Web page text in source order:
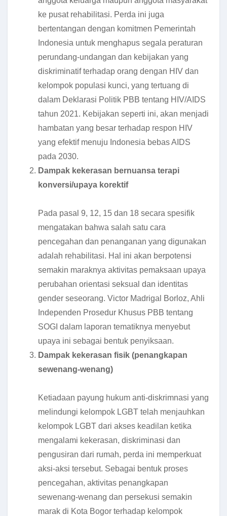
ke pusat rehabilitasi. Perda ini juga
bertentangan dengan komitmen Pemerintah
Indonesia untuk menghapus segala peraturan
perundang-undangan dan kebijakan yang
diskriminatif terhadap orang dengan HIV dan
kelompok populasi kunci, yang tertuang di
dalam Deklarasi Politik PBB tentang HIV/AIDS
tahun 2021. Kebijakan seperti ini, akan menjadi
hambatan yang besar terhadap respon HIV
yang efektif menuju Indonesia bebas AIDS
pada 2030.
Dampak kekerasan bernuansa terapi
konversi/upaya korektif
Pada pasal 9, 12, 15 dan 18 secara spesifik
mengatakan bahwa salah satu cara
pencegahan dan penanganan yang digunakan
adalah rehabilitasi. Hal ini akan berpotensi
semakin maraknya aktivitas pemaksaan upaya
perubahan orientasi seksual dan identitas
gender seseorang. Victor Madrigal Borloz, Ahli
Independen Prosedur Khusus PBB tentang
SOGI dalam laporan tematiknya menyebut
upaya ini sebagai bentuk penyiksaan.
Dampak kekerasan fisik (penangkapan
sewenang-wenang)
Ketiadaan payung hukum anti-diskrimnasi yang
melindungi kelompok LGBT telah menjauhkan
kelompok LGBT dari akses keadilan ketika
mengalami kekerasan, diskriminasi dan
pengusiran dari rumah, perda ini memperkuat
aksi-aksi tersebut. Sebagai bentuk proses
pencegahan, aktivitas penangkapan
sewenang-wenang dan persekusi semakin
marak di Kota Bogor terhadap kelompok